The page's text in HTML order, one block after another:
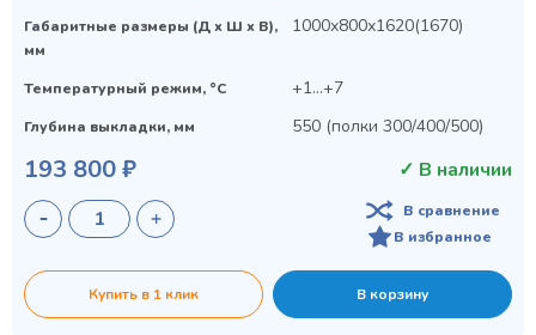
Габаритные размеры (Д х Ш х В),
мм
1000х800х1620(1670)
Температурный режим, °C +1...+7
Глубина выкладки, мм 550 (полки 300/400/500)
193 800 ₽ ✓ В наличии
В сравнение
В избранное
Купить в 1 клик В корзину